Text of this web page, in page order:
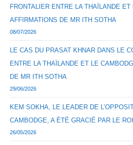
FRONTALIER ENTRE LA THAÏLANDE
AFFIRMATIONS DE MR ITH SOTHA
08/07/2026
LE CAS DU PRASAT KHNAR DANS LE
ENTRE LA THAÏLANDE ET LE
DE MR ITH SOTHA
29/06/2026
KEM SOKHA, LE LEADER DE
CAMBODGE, A ÉTÉ GRACIÉ PAR LE ROI
26/05/2026